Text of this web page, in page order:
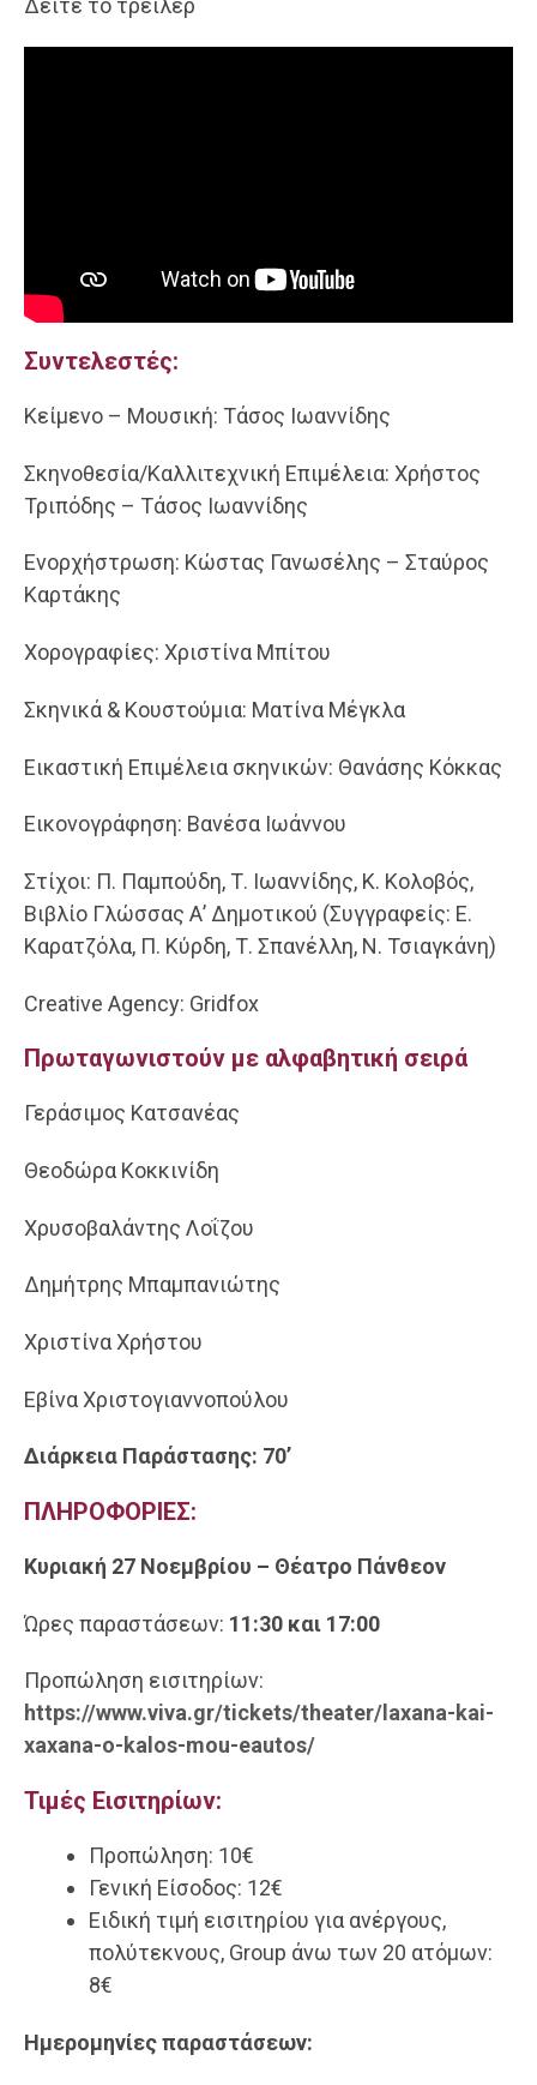
Δείτε το τρειλερ
Συντελεστές:
Κείμενο – Μουσική: Τάσος Ιωαννίδης
Σκηνοθεσία/Καλλιτεχνική Επιμέλεια: Χρήστος
Τριπόδης – Τάσος Ιωαννίδης
Ενορχήστρωση: Κώστας Γανωσέλης – Σταύρος
Καρτάκης
Χορογραφίες: Χριστίνα Μπίτου
Σκηνικά & Κουστούμια: Ματίνα Μέγκλα
Εικαστική Επιμέλεια σκηνικών: Θανάσης Κόκκας
Εικονογράφηση: Βανέσα Ιωάννου
Στίχοι: Π. Παμπούδη, Τ. Ιωαννίδης, Κ. Κολοβός,
Βιβλίο Γλώσσας Α’ Δημοτικού (Συγγραφείς: Ε.
Καρατζόλα, Π. Κύρδη, Τ. Σπανέλλη, Ν. Τσιαγκάνη)
Creative Agency: Gridfox
Πρωταγωνιστούν με αλφαβητική σειρά
Γεράσιμος Κατσανέας
Θεοδώρα Κοκκινίδη
Χρυσοβαλάντης Λοΐζου
Δημήτρης Μπαμπανιώτης
Χριστίνα Χρήστου
Εβίνα Χριστογιαννοπούλου
Διάρκεια Παράστασης: 70’
ΠΛΗΡΟΦΟΡΙΕΣ:
Κυριακή 27 Νοεμβρίου – Θέατρο Πάνθεον
Ώρες παραστάσεων: 11:30 και 17:00
Προπώληση εισιτηρίων:
https://www.viva.gr/tickets/theater/laxana-kai-
xaxana-o-kalos-mou-eautos/
Τιμές Εισιτηρίων:
Προπώληση: 10€
Γενική Είσοδος: 12€
Ειδική τιμή εισιτηρίου για ανέργους,
πολύτεκνους, Group άνω των 20 ατόμων:
8€
Ημερομηνίες παραστάσεων: